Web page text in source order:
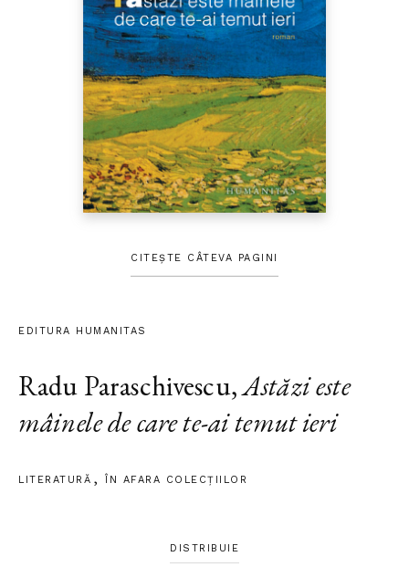
CITEȘTE CÂTEVA PAGINI
EDITURA HUMANITAS
Radu Paraschivescu,Astăzi este
mâinele de care te-ai temut ieri
LITERATURĂ ÎN AFARA COLECŢIILOR
DISTRIBUIE